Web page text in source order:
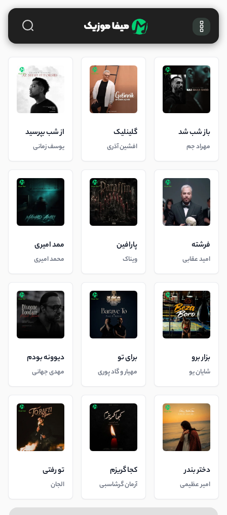
باز شب شد
مهراد جم
گلینلیک
افشین آذری
از شب بپرسید
یوسف زمانی
فرشته
امید عقابی
پارافین
ویناک
ممد امیری
محمد امیری
بزار برو
شایان یو
برای تو
مهیار و گاد پوری
دیوونه بودم
مهدی جهانی
دختر بندر
امیر عظیمی
کجا گریزم
آرمان گرشاسبی
تو رفتی
الجان